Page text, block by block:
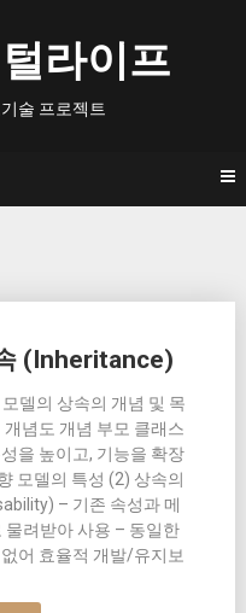
라이프
술 프로젝트
(Inheritance)
델의 상속의 개념 및 목
념도 개념 부모 클래스
을 높이고, 기능을 확장
모델의 특성 (2) 상속의
– 기존 속성과 메
물려받아 사용 – 동일한
어 효율적 개발/유지보